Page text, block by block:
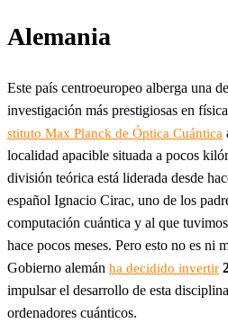
Alemania
Este país centroeuropeo alberga una
investigación más prestigiosas en
stituto Max Planck de Óptica Cuántica
localidad apacible situada a pocos
división teórica está liderada desde
español Ignacio Cirac, uno de los
computación cuántica y al que tuvimos
hace pocos meses. Pero esto no es ni
Gobierno alemán ha decidido invertir
impulsar el desarrollo de esta
ordenadores cuánticos.